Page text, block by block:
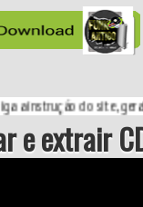
do site,
e extrair